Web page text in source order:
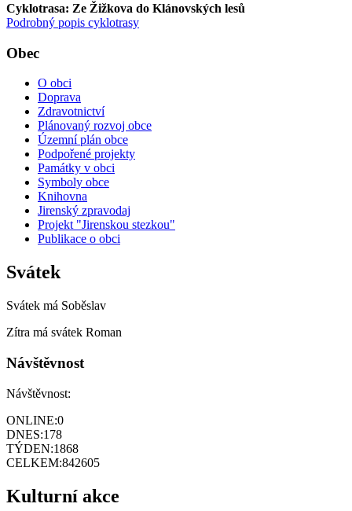
Cyklotrasa: Ze Žižkova do Klánovských lesů
Podrobný popis cyklotrasy
Obec
O obci
Doprava
Zdravotnictví
Plánovaný rozvoj obce
Územní plán obce
Podpořené projekty
Památky v obci
Symboly obce
Knihovna
Jirenský zpravodaj
Projekt "Jirenskou stezkou"
Publikace o obci
Svátek
Svátek má Soběslav
Zítra má svátek Roman
Návštěvnost
Návštěvnost:
ONLINE:0
DNES:178
TÝDEN:1868
CELKEM:842605
Kulturní akce